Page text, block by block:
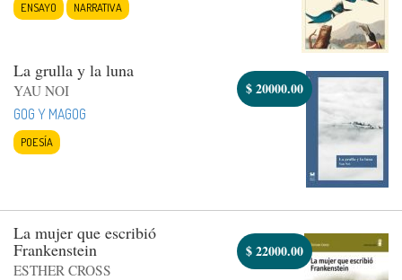
ENSAYO NARRATIVA
La grulla y la luna
YAU NOI
GOG Y MAGOG
POESÍA
$20000.00
La mujer que escribió
Frankenstein
ESTHER CROSS
$22000.00